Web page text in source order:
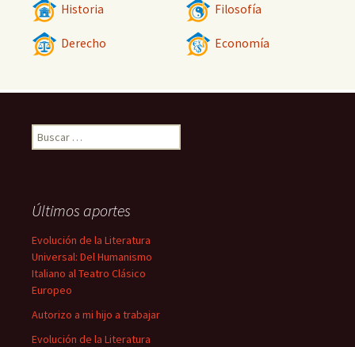
Historia Filosofía
Derecho Economía
Buscar:
Últimos aportes
Evolución de la Literatura
Universal: Del Humanismo
Italiano al Teatro Clásico
Europeo
Autorizo a mi hijo a trabajar
Evolución de la Literatura